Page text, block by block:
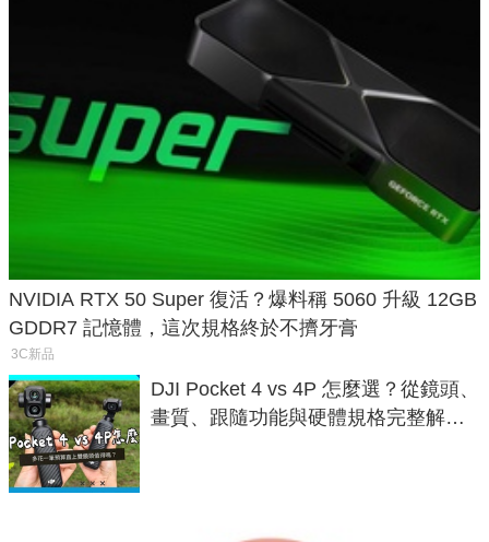
NVIDIA RTX 50 Super 復活？爆料稱 5060 升級 12GB
GDDR7 記憶體，這次規格終於不擠牙膏
3C新品
DJI Pocket 4 vs 4P 怎麼選？從鏡頭、
畫質、跟隨功能與硬體規格完整解